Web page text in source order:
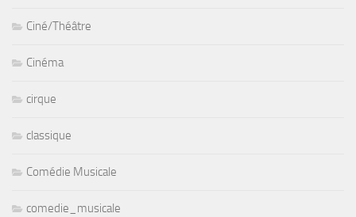
Ciné/Théâtre
Cinéma
cirque
classique
Comédie Musicale
comedie_musicale